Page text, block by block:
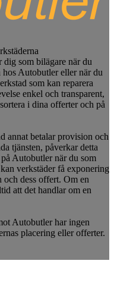
som bilägare när du
Autobutler eller när du
som kan reparera
enkel och transparent,
i dina offerter och på
annat betalar provision och
tjänsten, påverkar detta
Autobutler när du som
verkstäder få exponering
dess offert. Om en
att det handlar om en
Autobutler har ingen
placering eller offerter.